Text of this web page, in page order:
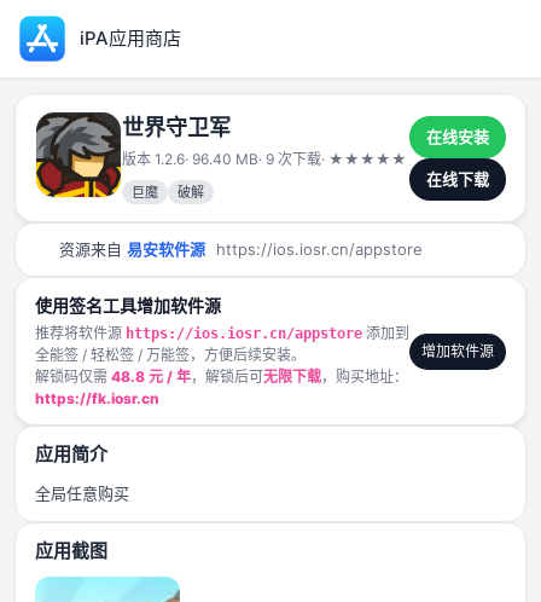
iPA应用商店
世界守卫军
版本 1.2.6· 96.40 MB· 9 次下载· ★ ★ ★ ★ ★
2025-01-03
巨魔
破解
在线安装
在线下载
资源来自 易安软件源 https://ios.iosr.cn/appstore
使用签名工具增加软件源
推荐将软件源 https://ios.iosr.cn/appstore 添加到
全能签 / 轻松签 / 万能签，方便后续安装。
解锁码仅需 48.8 元 / 年，解锁后可无限下载，购买地址：
https://fk.iosr.cn
增加软件源
应用简介
全局任意购买
应用截图